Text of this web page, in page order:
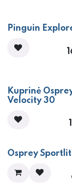
Pinguin
Kuprinė
Velocity 30
Osprey